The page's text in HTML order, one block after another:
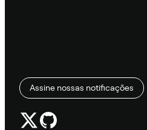
Assine nossas notificações